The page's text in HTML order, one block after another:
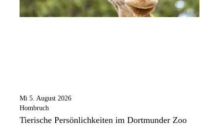
Mi 5. August 2026
Hombruch
Tierische Persönlichkeiten im Dortmunder Zoo